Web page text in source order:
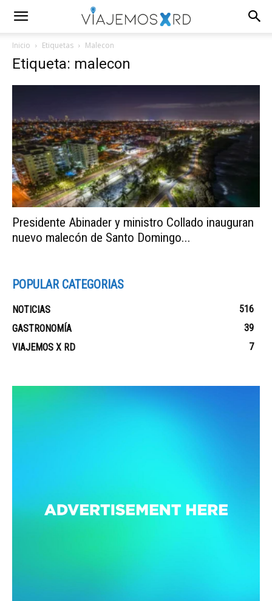
Inicio Etiquetas Malecon
Etiqueta: malecon
Presidente Abinader y ministro Collado inauguran
nuevo malecón de Santo Domingo...
POPULAR CATEGORIAS
NOTICIAS
516
GASTRONOMÍA
39
VIAJEMOS X RD
7